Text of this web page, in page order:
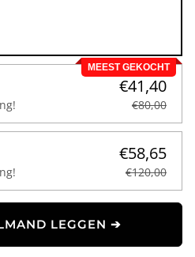
MEEST GEKOCHT
€41,40
€80,00
€58,65
€120,00
LEGGEN ➔